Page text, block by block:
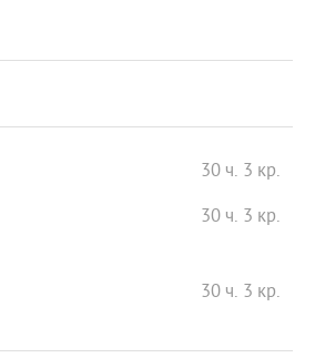
30 ч. 3 кр.
30 ч. 3 кр.
30 ч. 3 кр.